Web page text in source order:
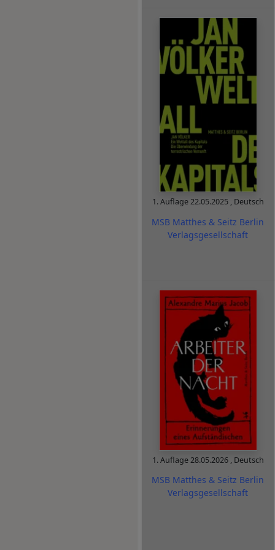
1. Auflage22.05.2025 , Deutsch
MSB Matthes & Seitz Berlin
Verlagsgesellschaft
1. Auflage28.05.2026 , Deutsch
MSB Matthes & Seitz Berlin
Verlagsgesellschaft